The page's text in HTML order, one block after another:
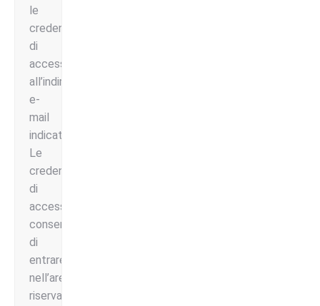
le
credenziali
di
accesso,
all’indirizzo
e-
mail
indicato.
Le
credenziali
di
accesso
consentiranno
di
entrare
nell’area
riservata